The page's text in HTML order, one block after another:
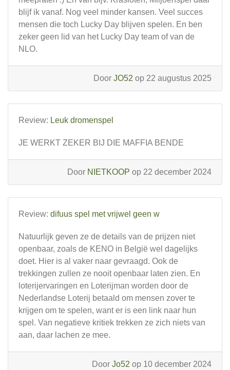
blijf ik vanaf. Nog veel minder kansen. Veel succes
mensen die toch Lucky Day blijven spelen. En ben
zeker geen lid van het Lucky Day team of van de
NLO.
Door JO52 op 22 augustus 2025
Review: Leuk dromenspel
JE WERKT ZEKER BIJ DIE MAFFIA BENDE
Door NIETKOOP op 22 december 2024
Review: difuus spel met vrijwel geen w
Natuurlijk geven ze de details van de prijzen niet
openbaar, zoals de KENO in België wel dagelijks
doet. Hier is al vaker naar gevraagd. Ook de
trekkingen zullen ze nooit openbaar laten zien. En
loterijervaringen en Loterijman worden door de
Nederlandse Loterij betaald om mensen zover te
krijgen om te spelen, want er is een link naar hun
spel. Van negatieve kritiek trekken ze zich niets van
aan, daar lachen ze mee.
Door Jo52 op 10 december 2024